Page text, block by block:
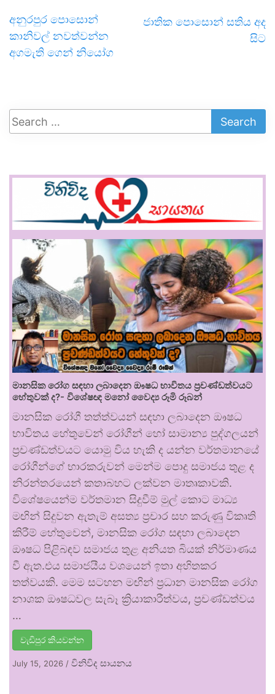
අනුරපුර පොසොන්
කානිවල් නවත්වන්න
අගමැති ගෙන් නියෝග
ජාතික පොසොන් සතිය අද
සිට
මානසික රෝග සඳහා ලබාදෙන ඖෂධ භාවිතය ප්‍රචණ්ඩත්වයට
හේතුවක් ද?- විශේෂඥ මනෝ වෛද්‍ය රූමි රූබන්
මානසික රෝගී තත්ත්වයන් සඳහා ලබාදෙන ඖෂධ
භාවිතය හේතුවෙන් රෝගීන් හෝ සාමාන්‍ය පුද්ගලයන්
ප්‍රචණ්ඩත්වයට යොමු විය හැකි ද යන්න වර්තමානයේ
රෝගීන්ගේ භාරකරුවන් මෙන්ම පොදු සමාජය තුළ ද
නිරන්තරයෙන් කතාබහට ලක්වන මාතෘකාවකි.
විශේෂයෙන්ම වර්තමාන සිදුවීම් මුල් කොට මාධ්‍ය
මඟින් සිදුවන ඇතැම් අසත්‍ය ප්‍රචාර සහ කරුණු විකෘති
කිරීම් හේතුවෙන්, මානසික රෝග සඳහා ලබාදෙන
ඖෂධ පිළිබඳව සමාජය තුළ අනියත බියක් නිර්මාණය
වී ඇත.එය සමාජයීය වශයෙන් ඉතා අහිතකර
තත්වයකි. මෙම සටහන මඟින් ප්‍රධාන මානසික රෝග
නාශක ඖෂධවල සැබෑ ක්‍රියාකාරීත්වය, ප්‍රචණ්ඩත්වය
…
වැඩිපුර කියවන්න
July 15, 2026 / විනිවිද සායනය